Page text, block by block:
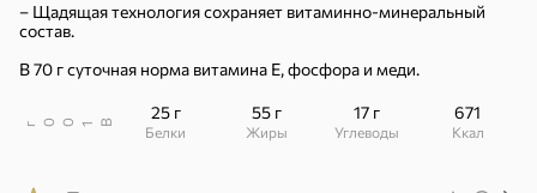
– Щадящая технология сохраняет витаминно-минеральный
состав.
В 70 г суточная норма витамина Е, фосфора и меди.
В
1 00
г
25 г
Белки
55 г
Жиры
17 г
Углеводы
671
ккал